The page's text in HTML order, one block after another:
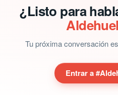
¿Listo para
Tu próxima conversación
Entrar a